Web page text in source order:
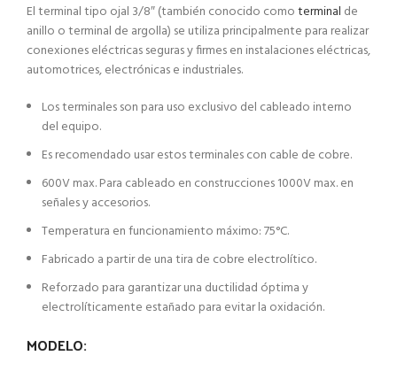
El terminal tipo ojal 3/8″ (también conocido comoterminal de
anillo o terminal de argolla) se utiliza principalmente para realizar
conexiones eléctricas seguras y firmes en instalaciones eléctricas,
automotrices, electrónicas e industriales.
Los terminales son para uso exclusivo del cableado interno
del equipo.
Es recomendado usar estos terminales con cable de cobre.
600V max. Para cableado en construcciones 1000V max. en
señales y accesorios.
Temperatura en funcionamiento máximo: 75°C.
Fabricado a partir de una tira de cobre electrolítico.
Reforzado para garantizar una ductilidad óptima y
electrolíticamente estañado para evitar la oxidación.
MODELO: